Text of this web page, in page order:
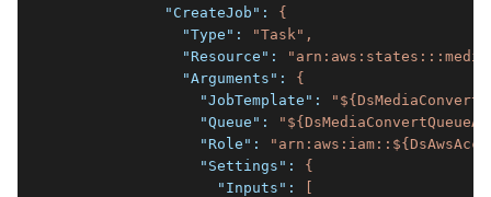
            "CreateJob":
{
              "Type":
"Task" ,
              "Resource":
              "Arguments":
{
                "JobTemplate":
                "Queue":
                "Role":
                "Settings":
{
                  "Inputs":
[